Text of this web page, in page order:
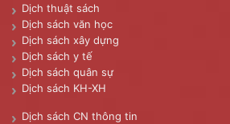
Dịch thuật sách
Dịch sách văn học
Dịch sách xây dựng
Dịch sách y tế
Dịch sách quân sự
Dịch sách KH-XH
Dịch sách CN thông tin